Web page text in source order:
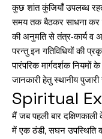
कुछ शांत कुंजियाँ उपलब्ध
समय तक बैठकर साधना कर
की अनुमति से तंत्र-कार्य व
परन्तु इन गतिविधियों की
पारंपरिक मार्गदर्शक
जानकारी हेतु स्थानीय
Spiritual
मैं जब पहली बार दक्षिणकाली
में एक ठंडी, सघन